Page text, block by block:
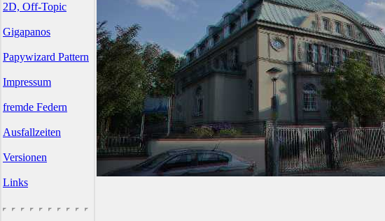
2D, Off-Topic
Gigapanos
Papywizard Pattern
Impressum
fremde Federn
Ausfallzeiten
Versionen
Links